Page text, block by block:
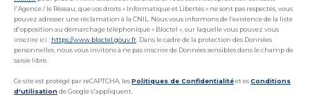
l'Agence / le Réseau, que vos droits « Informatique et Libertés » ne sont pas respectés, vous
pouvez adresser une réclamation à la CNIL. Nous vous informons de l’existence de la liste
d'opposition au démarchage téléphonique « Bloctel », sur laquelle vous pouvez vous
inscrire ici : https://www.bloctel.gouv.fr. Dans le cadre de la protection des Données
personnelles, nous vous invitons à ne pas inscrire de Données sensibles dans le champ de
saisie libre.
Ce site est protégé par reCAPTCHA, lesPolitiques de Confidentialitéet esConditions
d'utilisationde Google s'appliquent.